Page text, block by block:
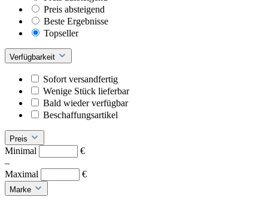
Preis absteigend
Beste Ergebnisse
Topseller
Verfügbarkeit
Sofort versandfertig
Wenige Stück lieferbar
Bald wieder verfügbar
Beschaffungsartikel
Preis
Minimal
€
–
Maximal
€
Marke